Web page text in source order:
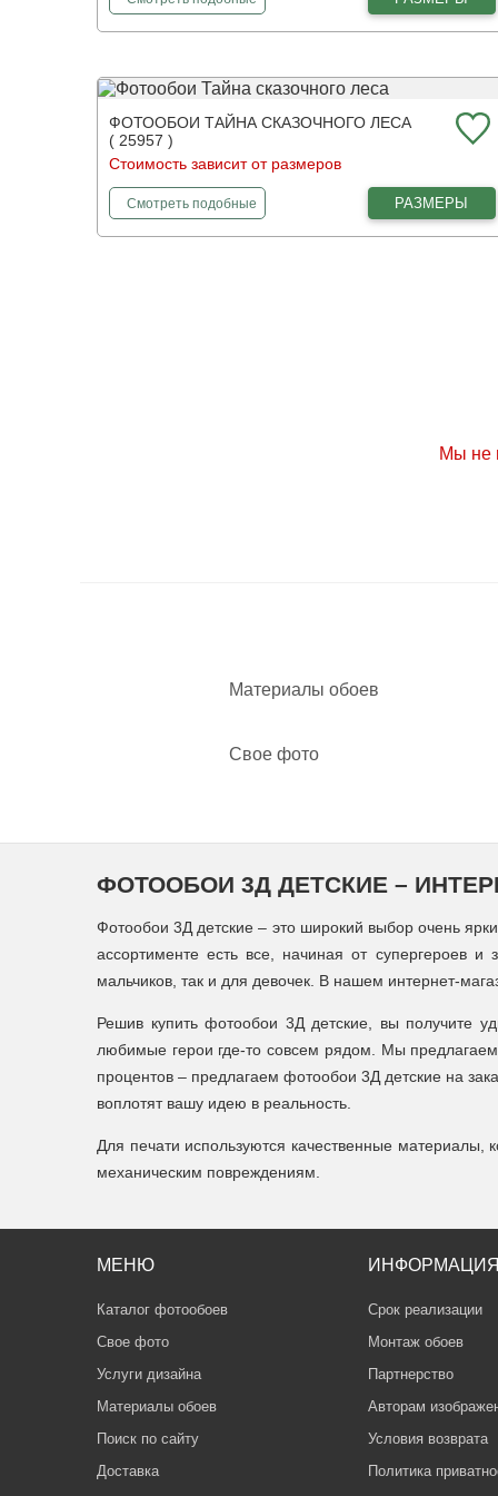
ФОТООБОИ ТАЙНА СКАЗОЧНОГО ЛЕСА
( 25957 )
Стоимость зависит от размеров
Смотретьфотообои
подобные Тайна сказочного лесаРАЗМЕРЫ
Мы не
Материалы обоев
Свое фото
ФОТООБОИ 3Д ДЕТСКИЕ –
Фотообои 3Д детские – это широкий выбор очень
ассортименте есть все, начиная от супергероев
мальчиков, так и для девочек. В нашем интернет-
Решив купить фотообои 3Д детские, вы получите
любимые герои где-то совсем рядом. Мы
процентов – предлагаем фотообои 3Д детские на
воплотят вашу идею в реальность.
Для печати используются качественные материалы,
механическим повреждениям.
МЕНЮ
Каталог фотообоев
Свое фото
Услуги дизайна
Материалы обоев
Поиск по сайту
Доставка
ИНФОРМАЦИЯ
Срок реализации
Монтаж обоев
Партнерство
Авторам
Условия возврата
Политика